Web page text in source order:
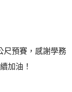
尺預賽，感謝學務
加油！